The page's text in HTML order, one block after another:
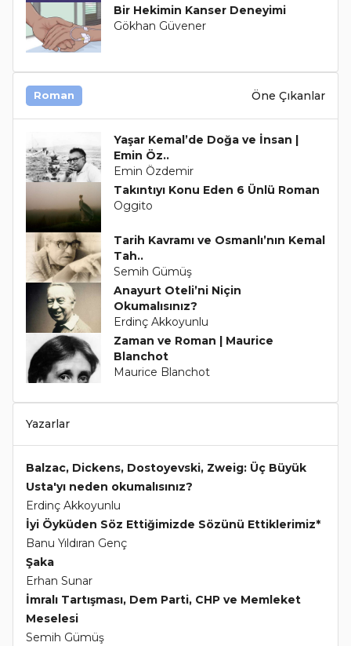
Bir Hekimin Kanser Deneyimi
Gökhan Güvener
Roman Öne Çıkanlar
Yaşar Kemal’de Doğa ve İnsan |
Emin Öz..
Emin Özdemir
Takıntıyı Konu Eden 6 Ünlü Roman
Oggito
Tarih Kavramı ve Osmanlı’nın Kemal
Tah..
Semih Gümüş
Anayurt Oteli’ni Niçin
Okumalısınız?
Erdinç Akkoyunlu
Zaman ve Roman | Maurice
Blanchot
Maurice Blanchot
Yazarlar
Balzac, Dickens, Dostoyevski, Zweig: Üç Büyük
Usta'yı neden okumalısınız?
Erdinç Akkoyunlu
İyi Öyküden Söz Ettiğimizde Sözünü Ettiklerimiz*
Banu Yıldıran Genç
Şaka
Erhan Sunar
İmralı Tartışması, Dem Parti, CHP ve Memleket
Meselesi
Semih Gümüş